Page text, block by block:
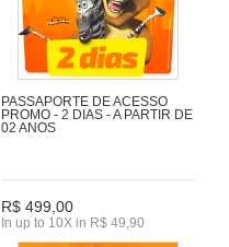
PASSAPORTE DE ACESSO
PROMO - 2 DIAS - A PARTIR DE
02 ANOS
R$ 499,00
In up to 10X in R$ 49,90